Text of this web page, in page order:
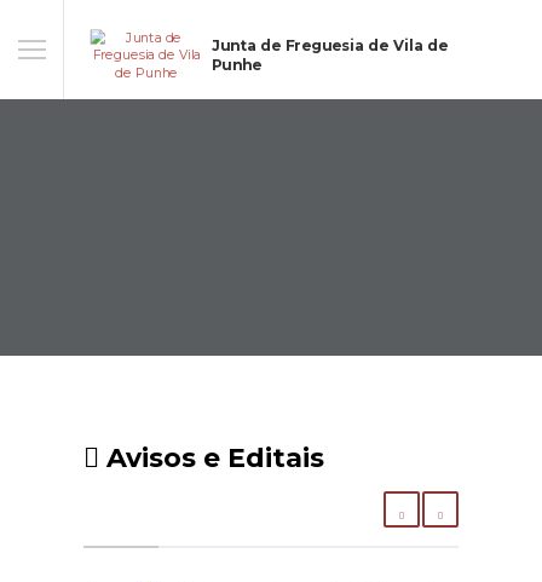
Junta de Freguesia de Vila de
Punhe
Avisos e Editais